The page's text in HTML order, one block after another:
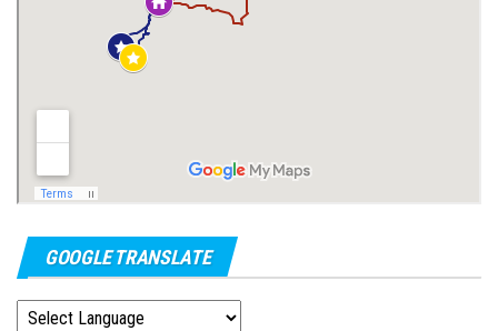
GOOGLE TRANSLATE